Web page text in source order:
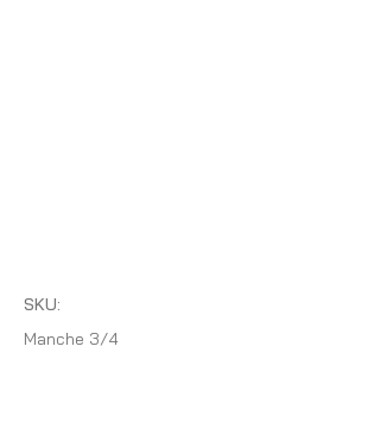
SKU:
Manche 3/4